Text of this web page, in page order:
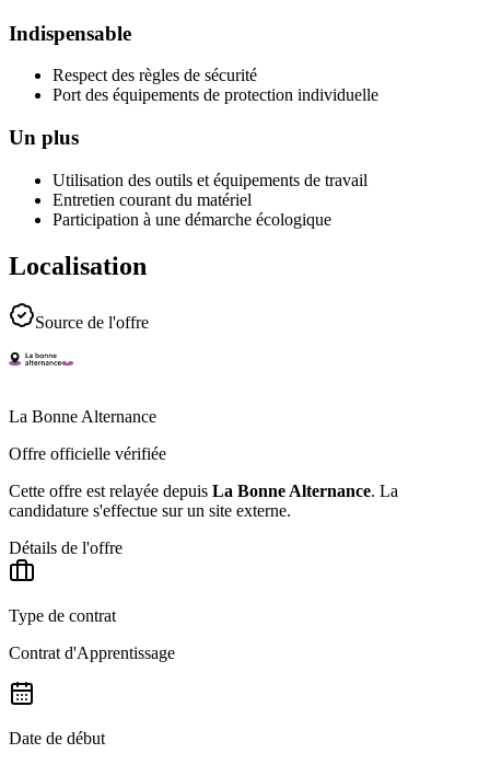
Indispensable
Respect des règles de sécurité
Port des équipements de protection individuelle
Un plus
Utilisation des outils et équipements de travail
Entretien courant du matériel
Participation à une démarche écologique
Localisation
Source de l'offre
La Bonne Alternance
Offre officielle vérifiée
Cette offre est relayée depuis La Bonne Alternance. La
candidature s'effectue sur un site externe.
Détails de l'offre
Type de contrat
Contrat d'Apprentissage
Date de début